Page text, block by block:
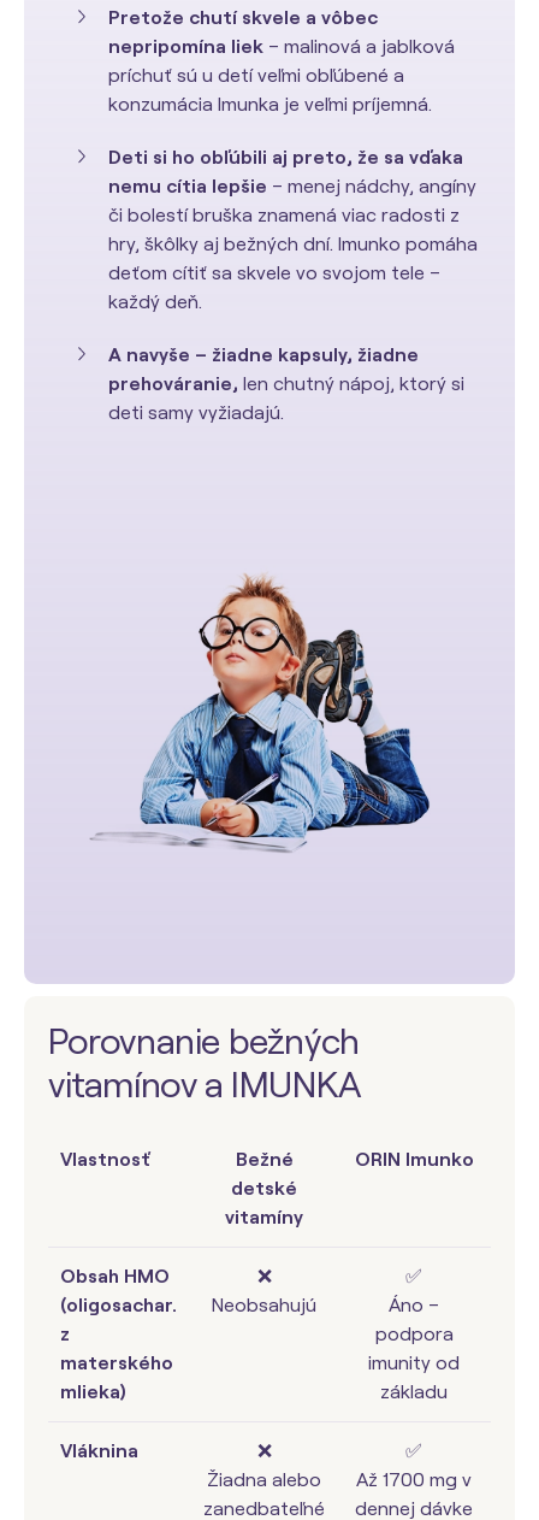
Pretože chutí skvele a vôbec
nepripomína liek – malinová a jablková
príchuť sú u detí veľmi obľúbené a
konzumácia Imunka je veľmi príjemná.
Deti si ho obľúbili aj preto, že sa vďaka
nemu cítia lepšie – menej nádchy, angíny
či bolestí bruška znamená viac radosti z
hry, škôlky aj bežných dní. Imunko pomáha
deťom cítiť sa skvele vo svojom tele –
každý deň.
A navyše – žiadne kapsuly, žiadne
prehováranie, len chutný nápoj, ktorý si
deti samy vyžiadajú.
Porovnanie bežných
vitamínov a IMUNKA
Vlastnosť
Bežné
detské
vitamíny
ORIN Imunko
Obsah HMO
(oligosachar.
z
materského
mlieka)
❌
Neobsahujú
✅
Áno –
podpora
imunity od
základu
Vláknina
❌
Žiadna alebo
zanedbateľné
✅
Až 1700 mg v
dennej dávke